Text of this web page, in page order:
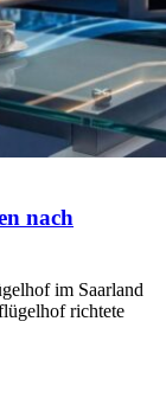
nach
im Saarland
richtete